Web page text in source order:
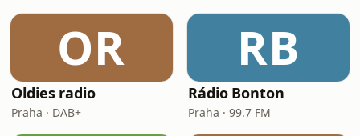
OR
Oldies radio
Praha · DAB+
RB
Rádio Bonton
Praha · 99.7 FM